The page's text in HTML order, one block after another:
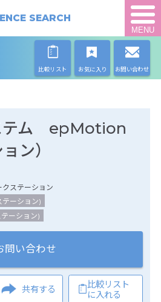
SEARCH
MENU
比較リスト お気に入り お問い合わせ
テム epMotion
ン）
クステーション
ーション)
ーション)
問い合わせ
共有する
比較リスト
に入れる